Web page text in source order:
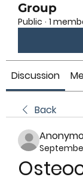
Group
Public · 1
Discussion
Back